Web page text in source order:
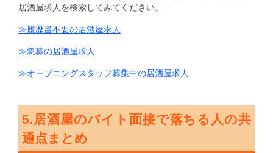
居酒屋求人を検索してみてください。
≫履歴書不要の居酒屋求人
≫急募の居酒屋求人
≫オープニングスタッフ募集中の居酒屋求人
5.居酒屋のバイト面接で落ちる人の共
通点まとめ